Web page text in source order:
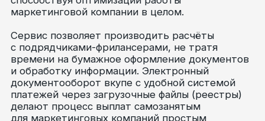
Решения для бизнеса
Проверка статуса самозанятого
Оплата налогов за самозанятых
ЭДО
Интеграция с 1С
API-документация
Telegram VK MAX